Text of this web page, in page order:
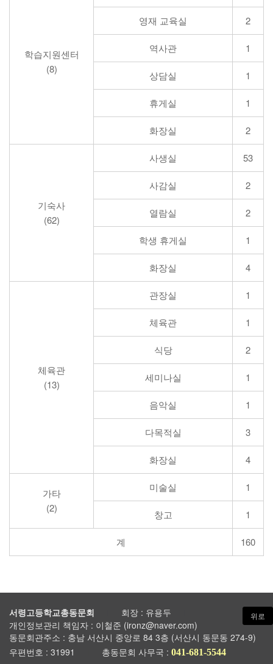
학습지원센터
(8)
영재 교육실 2
역사관 1
상담실 1
휴게실 1
화장실 2
기숙사
(62)
사생실 53
사감실 2
열람실 2
학생 휴게실 1
화장실 4
체육관
(13)
관장실 1
체육관 1
식당 2
세미나실 1
음악실 1
다목적실 3
화장실 4
가타
(2)
미술실 1
창고 1
계 160
서령고등학교총동문회 회장 : 유용두
개인정보관리 책임자 : 이철준 (ironz@naver.com)
동문회관주소 : 충남 서산시 중앙로 84 3층 (서산시 동문동 274-9)
우편번호 : 31991
총동문회 사무국 : 041-681-5544
위로